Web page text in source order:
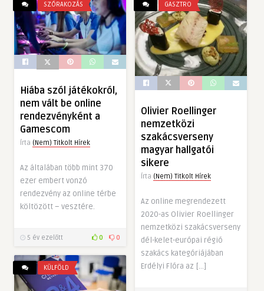
SZÓRAKOZÁS
Hiába szól játékokról,
nem vált be online
rendezvényként a
Gamescom
Írta (Nem) Titkolt Hírek
Az általában több mint 370
ezer embert vonzó
rendezvény az online térbe
költözött – vesztére.
5 év ezelőtt 0 0
GASZTRO
Olivier Roellinger
nemzetközi
szakácsverseny
magyar hallgatói
sikere
Írta (Nem) Titkolt Hírek
Az online megrendezett
2020-as Olivier Roellinger
nemzetközi szakácsverseny
dél-kelet-európai régió
szakács kategóriájában
Erdélyi Flóra az […]
KÜLFÖLD